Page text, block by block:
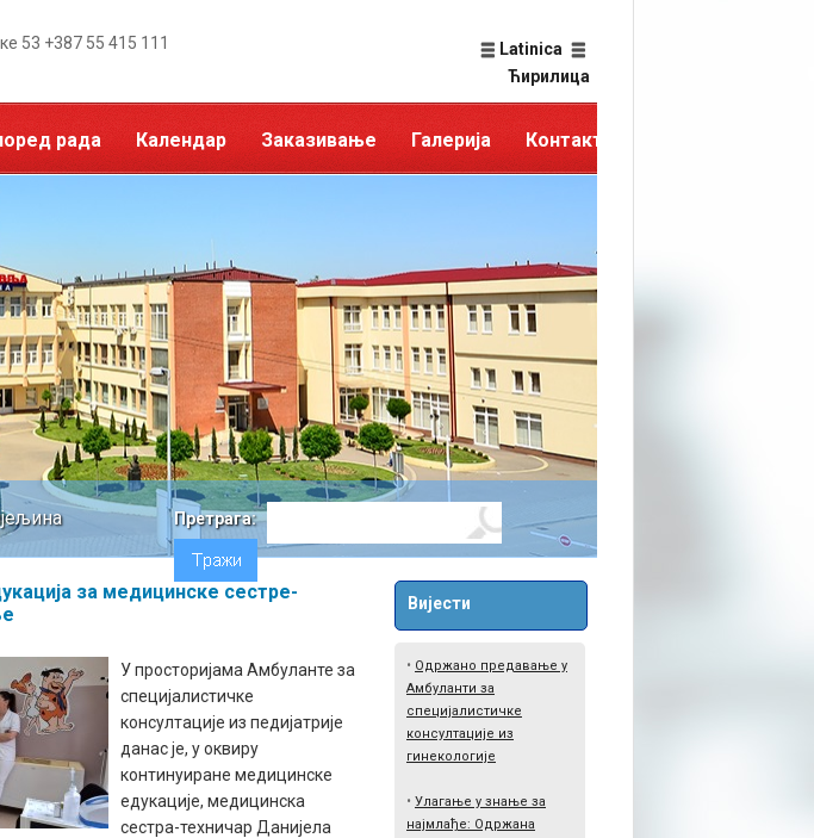
53 +387 55 415 111
Latinica
Ћирилица
рада Календар Заказивање Галерија Контакт
Претрага:
за медицинске сестре-
У просторијама Амбуланте за
специјалистичке
консултације из педијатрије
данас је, у оквиру
континуиране медицинске
едукације, медицинска
сестра-техничар Данијела
Вијести
• Одржано предавање у
Амбуланти за
специјалистичке
консултације из
гинекологије
• Улагање у знање за
најмлађе: Одржана